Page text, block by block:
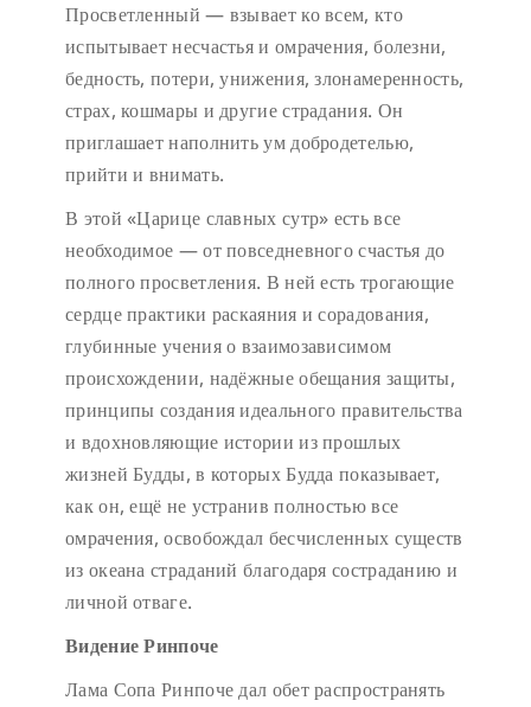
Просветленный — взывает ко всем, кто
испытывает несчастья и омрачения, болезни,
бедность, потери, унижения, злонамеренность,
страх, кошмары и другие страдания. Он
приглашает наполнить ум добродетелью,
прийти и внимать.
В этой «Царице славных сутр» есть все
необходимое — от повседневного счастья до
полного просветления. В ней есть трогающие
сердце практики раскаяния и сорадования,
глубинные учения о взаимозависимом
происхождении, надёжные обещания защиты,
принципы создания идеального правительства
и вдохновляющие истории из прошлых
жизней Будды, в которых Будда показывает,
как он, ещё не устранив полностью все
омрачения, освобождал бесчисленных существ
из океана страданий благодаря состраданию и
личной отваге.
Видение Ринпоче
Лама Сопа Ринпоче дал обет распространять